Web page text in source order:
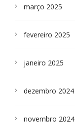
março 2025
fevereiro 2025
janeiro 2025
dezembro 2024
novembro 2024